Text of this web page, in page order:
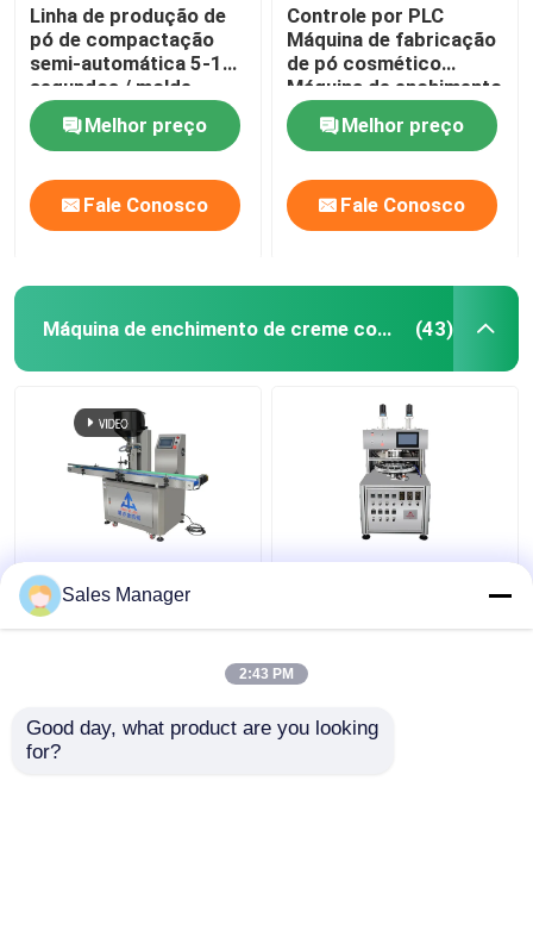
Linha de produção de
pó de compactação
semi-automática 5-15
segundos / molde
Melhor preço
Fale Conosco
Controle por PLC
Máquina de fabricação
de pó cosmético
Máquina de enchimento
de partículas
Melhor preço
Fale Conosco
Máquina de enchimento de creme cosmético (43)
Máquina de enchimento
de creme cosmético
automático completo
Máquina de
motor AC
Sales Manager
2:43 PM
Good day, what product are you looking
for?